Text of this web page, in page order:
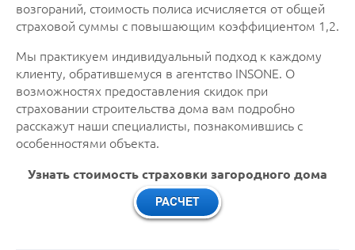
возгораний, стоимость полиса исчисляется от общей
страховой суммы с повышающим коэффициентом 1,2.
Мы практикуем индивидуальный подход к каждому
клиенту, обратившемуся в агентство INSONE. О
возможностях предоставления скидок при
страховании строительства дома вам подробно
расскажут наши специалисты, познакомившись с
особенностями объекта.
Узнать стоимость страховки загородного дома